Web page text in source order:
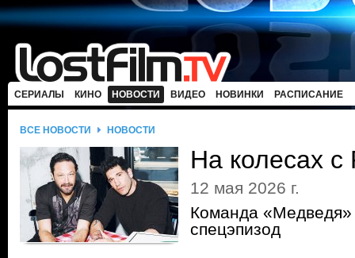
СЕРИАЛЫ КИНО НОВОСТИ ВИДЕО НОВИНКИ РАСПИСАНИЕ
ВСЕ НОВОСТИ НОВОСТИ
На колесах
12 мая 2026 г.
Команда «Медведя»
спецэпизод